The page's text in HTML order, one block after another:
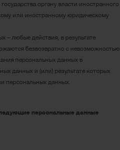
органу власти иностранного
или иностранному юридическому
– любые действия, в результате
безвозвратно с невозможностью
персональных данных в
данных и (или) результате которых
персональных данных.
персональные данные